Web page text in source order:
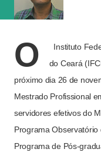
O
Instituto
do Ceará
próximo dia 26 de
Mestrado Profissional
servidores efetivos do
Programa
Programa de Pós-